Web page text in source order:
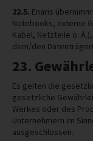
22.5. Enaris
Notebooks, externe
Kabel, Netzteile o.
dem/den
23.
Es gelten die
gesetzliche
Werkes oder des
Unternehmern im
ausgeschlossen.